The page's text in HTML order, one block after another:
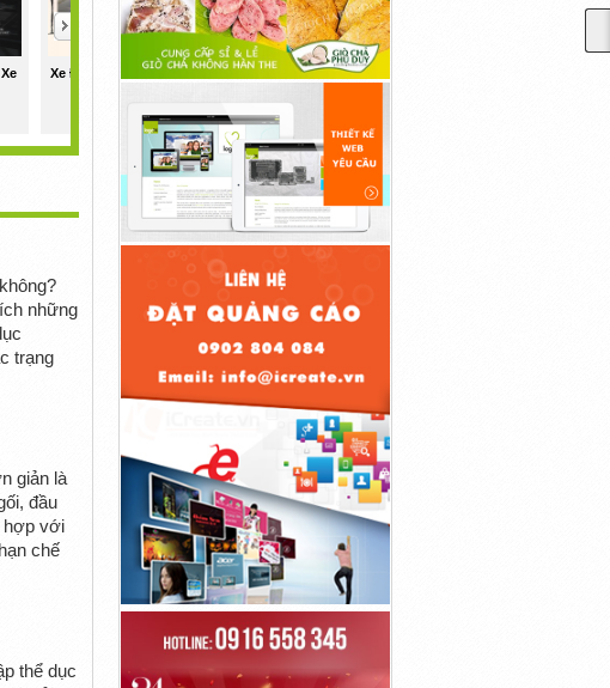
Xe Đạp Tập Toàn Thân Và
70,000đ
Top Bó Gối Chạy Bộ Tốt
>
những
trạng
giản là
đầu
hợp với
chế
thể dục